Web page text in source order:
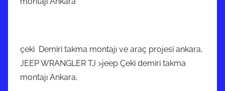
çeki Demiri takma montajı ve araç projesi ankara,
JEEP WRANGLER TJ >jeep Çeki demiri takma
montajı Ankara,